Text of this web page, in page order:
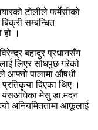
टोलीले फर्मेसीको
सम्बन्धित
।
बहादुर प्रधानसँग
लिएर सोधपुछ गरेको
आफ्नो पालामा औषधी
दिएका थिए ।
यसअघिका मेसु डा.मदन
अनियमिततामा आफूलाई